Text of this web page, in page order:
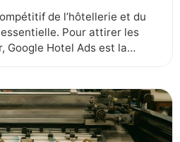
de l’hôtellerie et du
Pour attirer les
Google Hotel Ads est la
votre hôtel directement
Google, sur Google